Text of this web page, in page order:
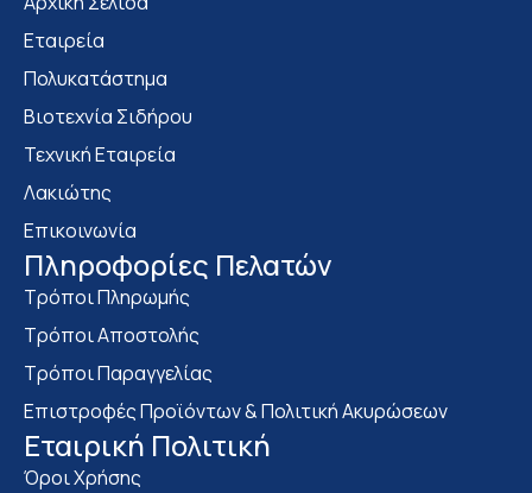
Εταιρεία
Πολυκατάστημα
Bιοτεχνία Σιδήρου
Τεχνική Εταιρεία
Λακιώτης
Επικοινωνία
Πληροφορίες Πελατών
Τρόποι Πληρωμής
Τρόποι Αποστολής
Τρόποι Παραγγελίας
Επιστροφές Προϊόντων & Πολιτική Ακυρώσεων
Eταιρική Πολιτική
Όροι Χρήσης